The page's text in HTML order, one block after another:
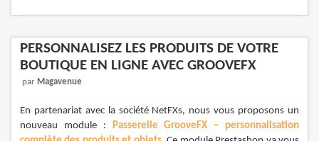
PERSONNALISEZ LES PRODUITS DE VOTRE
BOUTIQUE EN LIGNE AVEC GROOVEFX
par Magavenue
En partenariat avec la société NetFXs, nous vous proposons un
nouveau module :
Passerelle GrooveFX – personnalisation